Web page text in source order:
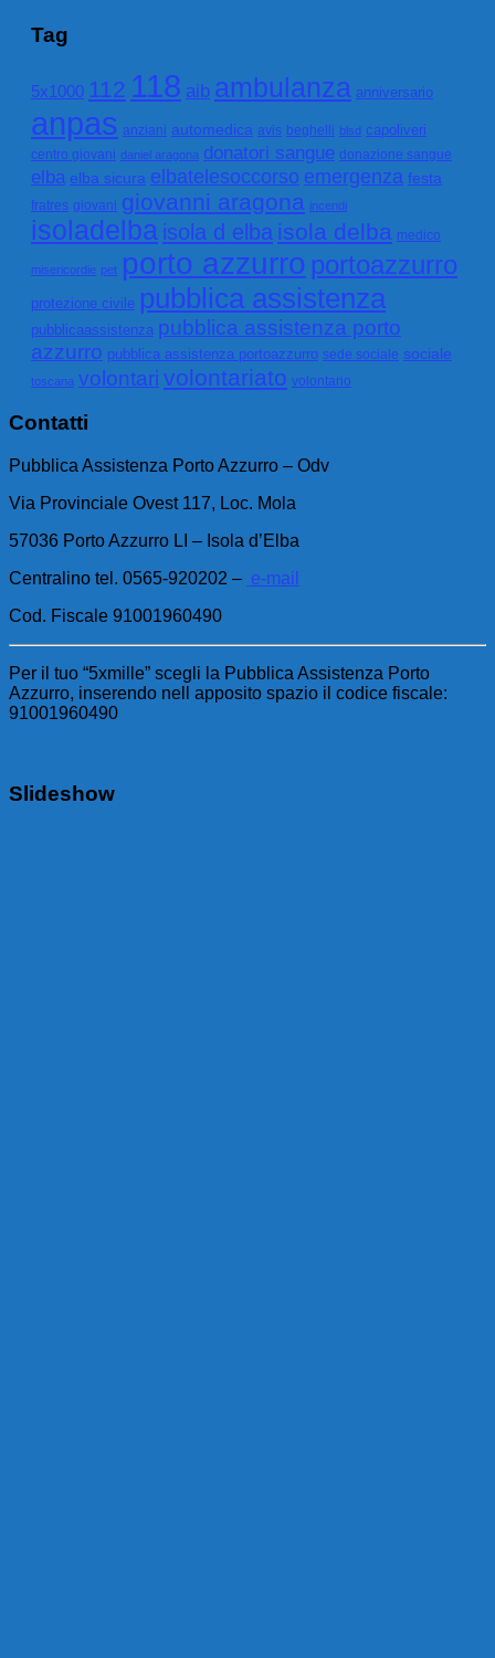
Tag
5x1000 112 118 aib ambulanza anniversario
anpas anziani automedica avis beghelli blsd capoliveri
centro giovani daniel aragona donatori sangue donazione sangue
elba elba sicura elbatelesoccorso emergenza festa
fratres giovani giovanni aragona incendi
isoladelba isola d elba isola delba medico
misericordie pet porto azzurro portoazzurro
protezione civile pubblica assistenza
pubblicaassistenza pubblica assistenza porto
azzurro pubblica assistenza portoazzurro sede sociale sociale
toscana volontari volontariato volontario
Contatti
Pubblica Assistenza Porto Azzurro – Odv
Via Provinciale Ovest 117, Loc. Mola
57036 Porto Azzurro LI – Isola d’Elba
Centralino tel. 0565-920202 – e-mail
Cod. Fiscale 91001960490
Per il tuo “5xmille” scegli la Pubblica Assistenza Porto
Azzurro, inserendo nell apposito spazio il codice fiscale:
91001960490
Slideshow